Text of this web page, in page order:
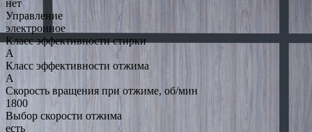
нет
Управление
электронное
Класс эффективности стирки
A
Класс эффективности отжима
A
Скорость вращения при отжиме, об/мин
1800
Выбор скорости отжима
есть